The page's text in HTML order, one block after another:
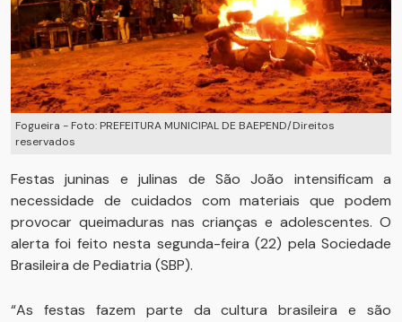
Fogueira - Foto: PREFEITURA MUNICIPAL DE BAEPEND/Direitos
reservados
Festas juninas e julinas de São João intensificam a
necessidade de cuidados com materiais que podem
provocar queimaduras nas crianças e adolescentes. O
alerta foi feito nesta segunda-feira (22) pela Sociedade
Brasileira de Pediatria (SBP).
“As festas fazem parte da cultura brasileira e são